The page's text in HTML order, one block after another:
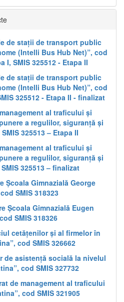
de stații de transport public
(Intelli Bus Hub Net)”, cod
I, SMIS 325512 - Etapa II
de stații de transport public
(Intelli Bus Hub Net)”, cod
325512 - Etapa II - finalizat
al traficului și
a regulilor, siguranță și
325513 – Etapa II
al traficului și
a regulilor, siguranță și
325513 – finalizat
Școala Gimnazială George
SMIS 318323
Școala Gimnazială Eugen
SMIS 318326
cetățenilor și al firmelor în
cod SMIS 326662
de asistență socială la nivelul
cod SMIS 327732
de management al traficului
cod SMIS 321905